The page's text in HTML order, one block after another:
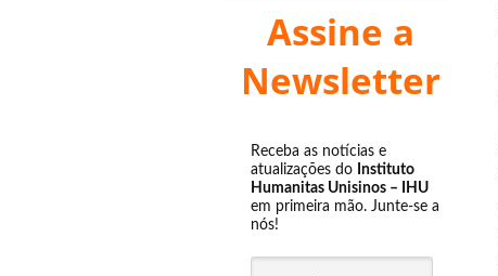
Assine a
Newsletter
Receba as notícias e
atualizações do Instituto
Humanitas Unisinos – IHU
em primeira mão. Junte-se a
nós!